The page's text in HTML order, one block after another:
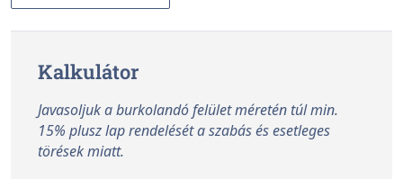
Kalkulátor
Javasoljuk a burkolandó felület méretén túl min.
15% plusz lap rendelését a szabás és esetleges
törések miatt.